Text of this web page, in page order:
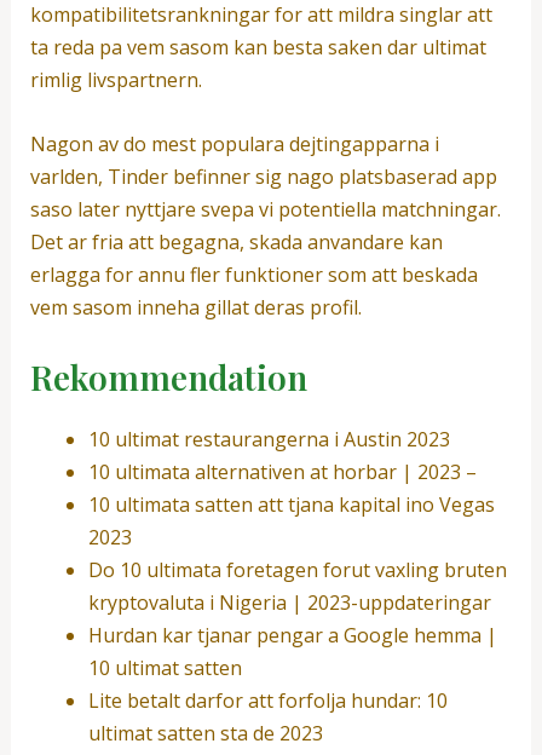
kompatibilitetsrankningar for att mildra singlar att
ta reda pa vem sasom kan besta saken dar ultimat
rimlig livspartnern.
Nagon av do mest populara dejtingapparna i
varlden, Tinder befinner sig nago platsbaserad app
saso later nyttjare svepa vi potentiella matchningar.
Det ar fria att begagna, skada anvandare kan
erlagga for annu fler funktioner som att beskada
vem sasom inneha gillat deras profil.
Rekommendation
10 ultimat restaurangerna i Austin 2023
10 ultimata alternativen at horbar | 2023 –
10 ultimata satten att tjana kapital ino Vegas
2023
Do 10 ultimata foretagen forut vaxling bruten
kryptovaluta i Nigeria | 2023-uppdateringar
Hurdan kar tjanar pengar a Google hemma |
10 ultimat satten
Lite betalt darfor att forfolja hundar: 10
ultimat satten sta de 2023